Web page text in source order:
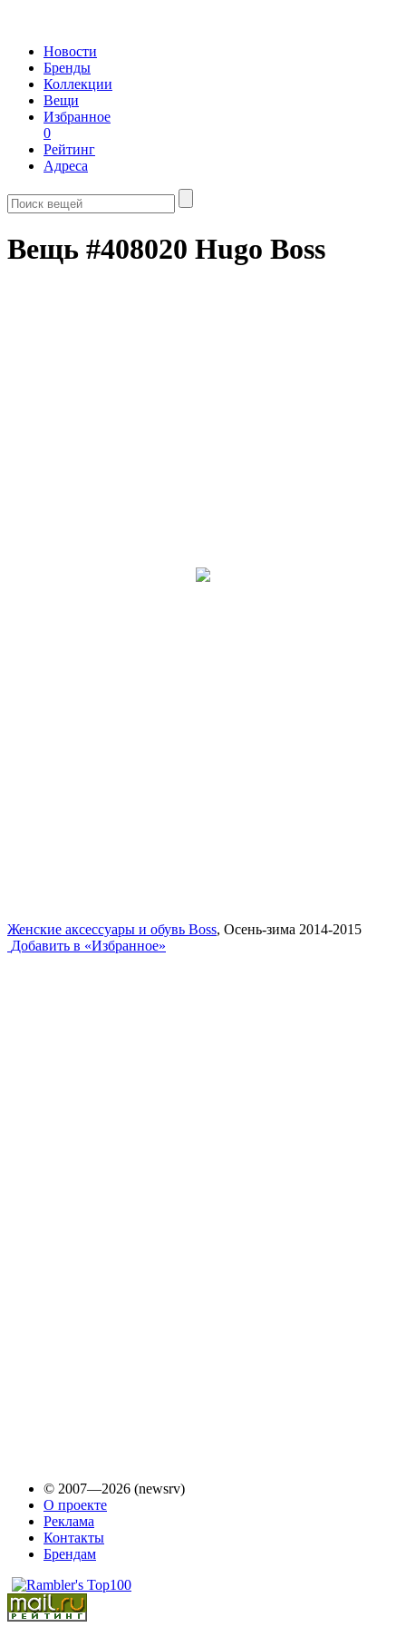
Новости
Бренды
Коллекции
Вещи
Избранное
0
Рейтинг
Адреса
Вещь #408020 Hugo Boss
Женские аксессуары и обувь Boss, Осень-зима 2014-2015
Добавить в «Избранное»
© 2007—2026 (newsrv)
О проекте
Реклама
Контакты
Брендам